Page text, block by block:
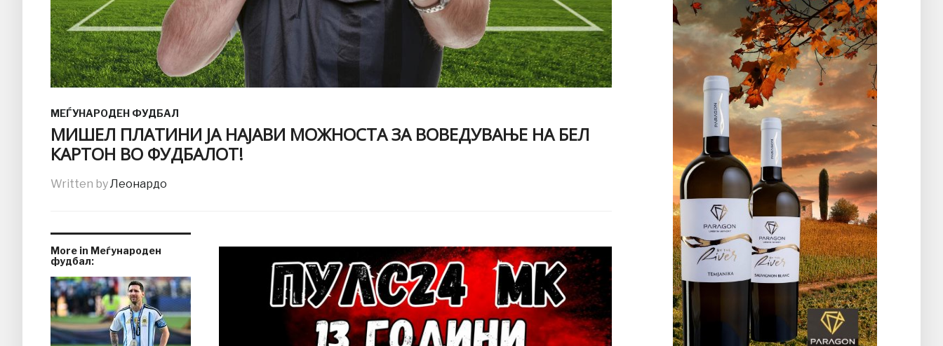
МЕЃУНАРОДЕН ФУДБАЛ
МИШЕЛ ПЛАТИНИ ЈА НАЈАВИ МОЖНОСТА ЗА ВОВЕДУВАЊЕ НА БЕЛ
КАРТОН ВО ФУДБАЛОТ!
Written byЛеонардо
More in Меѓународен
фудбал: